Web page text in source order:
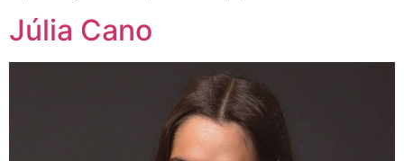
Júlia Cano